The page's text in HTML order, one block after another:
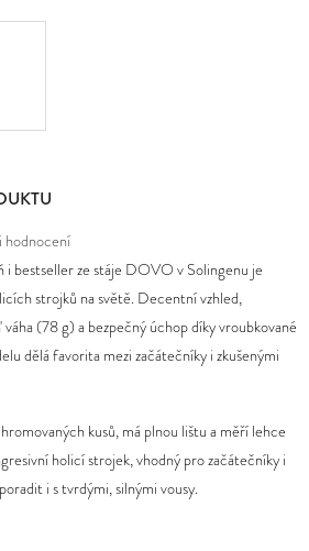
hodnocení
i bestseller ze stáje DOVO v Solingenu je
strojků na světě. Decentní vzhled,
váha (78 g) a bezpečný úchop díky vroubkované
dělá favorita mezi začátečníky i zkušenými
kusů, má plnou lištu a měří lehce
holicí strojek, vhodný pro začátečníky i
i s tvrdými, silnými vousy.